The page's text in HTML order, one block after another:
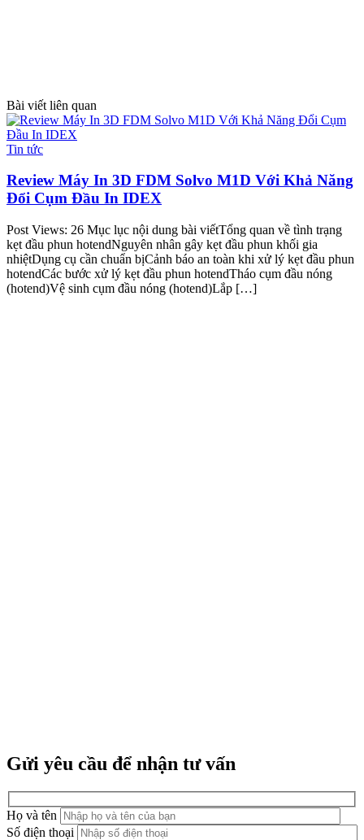
Bài viết liên quan
Tin tức
Review Máy In 3D FDM Solvo M1D Với Khả Năng
Đổi Cụm Đầu In IDEX
Post Views: 26 Mục lục nội dung bài viếtTổng quan về tình trạng
kẹt đầu phun hotendNguyên nhân gây kẹt đầu phun khối gia
nhiệtDụng cụ cần chuẩn bịCảnh báo an toàn khi xử lý kẹt đầu phun
hotendCác bước xử lý kẹt đầu phun hotendTháo cụm đầu nóng
(hotend)Vệ sinh cụm đầu nóng (hotend)Lắp […]
Gửi yêu cầu để nhận tư vấn
Họ và tên
Số điện thoại